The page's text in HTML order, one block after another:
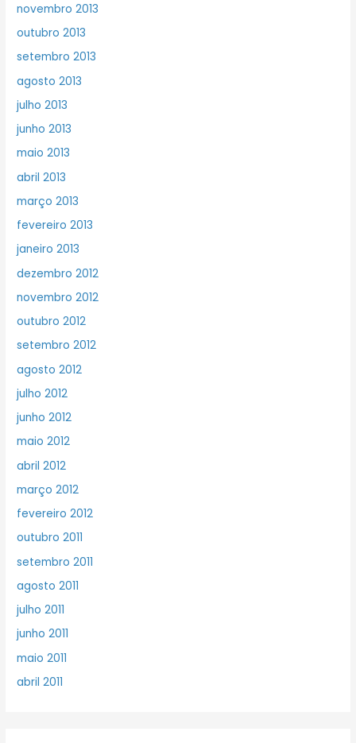
novembro 2013
outubro 2013
setembro 2013
agosto 2013
julho 2013
junho 2013
maio 2013
abril 2013
março 2013
fevereiro 2013
janeiro 2013
dezembro 2012
novembro 2012
outubro 2012
setembro 2012
agosto 2012
julho 2012
junho 2012
maio 2012
abril 2012
março 2012
fevereiro 2012
outubro 2011
setembro 2011
agosto 2011
julho 2011
junho 2011
maio 2011
abril 2011